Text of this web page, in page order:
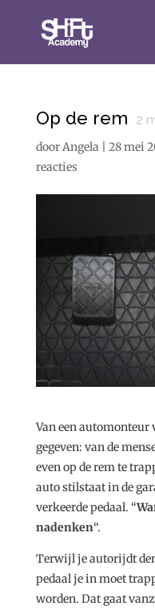
Op de rem 2
doorAngela 28 mei
reacties
Van een
gegeven: van de
even op de rem te
auto stilstaat in de
verkeerde pedaal. “
nadenken“.
Terwijl je autorijdt
pedaal je in moet
worden. Dat gaat